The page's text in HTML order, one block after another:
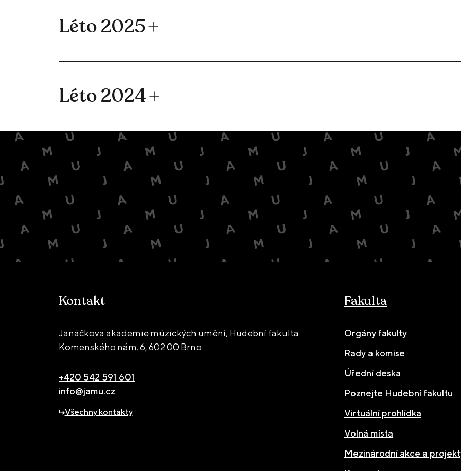
Léto 2025
Léto 2024
Kontakt
Janáčkova akademie múzických umění, Hudební fakulta
Komenského nám. 6,602 00 Brno
+420 542 591 601
info@jamu.cz
Všechny kontakty
Fakulta
Orgány fakulty
Rady a komise
Úřední deska
Poznejte Hudební fakultu
Virtuální prohlídka
Volná místa
Mezinárodní akce a